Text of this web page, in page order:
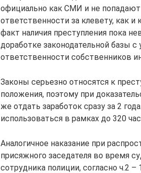
официально как СМИ и не
ответственности за клевету, как
факт наличия преступления пока
доработке законодательной базы
ответственности собственников
Законы серьезно относятся к
положения, поэтому при
же отдать заработок сразу за 2
использоваться в рамках до 320
Аналогичное наказание при
присяжного заседателя во время
сотрудника полиции, согласно ч.2